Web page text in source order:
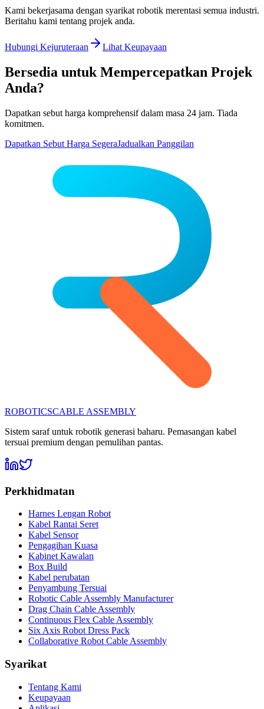
Kami bekerjasama dengan syarikat robotik merentasi semua industri.
Beritahu kami tentang projek anda.
Hubungi Kejuruteraan Lihat Keupayaan
Bersedia untuk Mempercepatkan Projek
Anda?
Dapatkan sebut harga komprehensif dalam masa 24 jam. Tiada
komitmen.
Dapatkan Sebut Harga SegeraJadualkan Panggilan
ROBOTICSCABLE ASSEMBLY
Sistem saraf untuk robotik generasi baharu. Pemasangan kabel
tersuai premium dengan pemulihan pantas.
Perkhidmatan
Harnes Lengan Robot
Kabel Rantai Seret
Kabel Sensor
Pengagihan Kuasa
Kabinet Kawalan
Box Build
Kabel perubatan
Penyambung Tersuai
Robotic Cable Assembly Manufacturer
Drag Chain Cable Assembly
Continuous Flex Cable Assembly
Six Axis Robot Dress Pack
Collaborative Robot Cable Assembly
Syarikat
Tentang Kami
Keupayaan